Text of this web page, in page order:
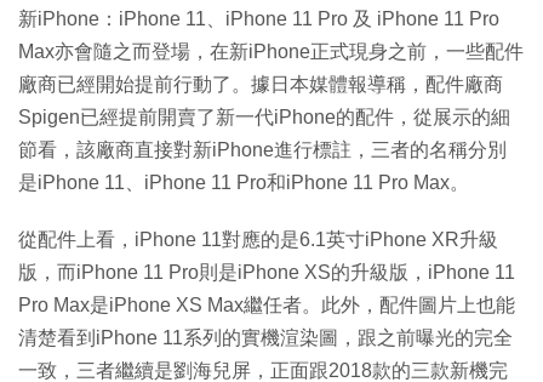
新iPhone：iPhone 11、iPhone 11 Pro 及 iPhone 11 Pro
Max亦會隨之而登場，在新iPhone正式現身之前，一些配件
廠商已經開始提前行動了。據日本媒體報導稱，配件廠商
Spigen已經提前開賣了新一代iPhone的配件，從展示的細
節看，該廠商直接對新iPhone進行標註，三者的名稱分別
是iPhone 11、iPhone 11 Pro和iPhone 11 Pro Max。
從配件上看，iPhone 11對應的是6.1英寸iPhone XR升級
版，而iPhone 11 Pro則是iPhone XS的升級版，iPhone 11
Pro Max是iPhone XS Max繼任者。此外，配件圖片上也能
清楚看到iPhone 11系列的實機渲染圖，跟之前曝光的完全
一致，三者繼續是劉海兒屏，正面跟2018款的三款新機完